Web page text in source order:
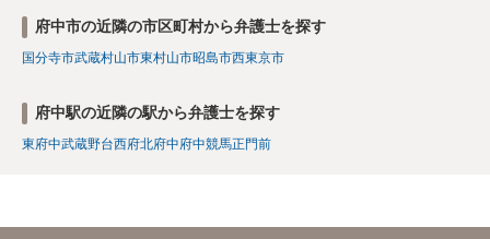
府中市の近隣の市区町村から弁護士を探す
国分寺市武蔵村山市東村山市昭島市西東京市
府中駅の近隣の駅から弁護士を探す
東府中武蔵野台西府北府中府中競馬正門前